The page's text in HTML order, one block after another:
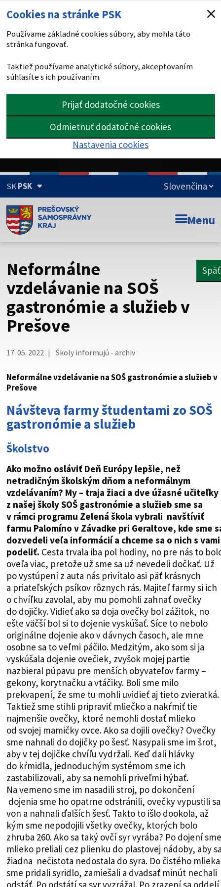
Cookies na stránke PSK
Používame základné cookies súbory, aby mohla táto
stránka fungovať.
Taktiež používame analytické súbory, akceptovaním
súhlasíte s ich používaním.
Prijať dodatočné cookies
Odmietnuť dodatočné cookies
Nastavenia cookies
SKPSK
Doména psk.sk je oficiálna
Toto je oficiálna webová stránka Prešovského
Táto stránka je zabezpečená
Buďte pozorní a vždy sa uistite, že zdieľate informácie iba
cez zabezpečenú webovú stránku. Zabezpečená stránka
vždy začína https:// pred názvom domény webového sídla.
Menu
Neformálne
vzdelávanie na SOŠ
gastronómie a služieb v
Prešove
Späť
17. 05. 2022 Školy informujú - archiv
Neformálne vzdelávanie na SOŠ gastronómie a služieb v
Prešove
Návšteva farmy študentami zo SOŠ
gastronómie a služieb
Školstvo
Ako možno osláviť Deň Európy lepšie, než
netradičným školským dňom a neformálnym
vzdelávaním? My – traja žiaci a dve úžasné učiteľky
z našej školy SOŠ gastronómie a služieb sme sa
v rámci programu Zelená škola vybrali navštíviť
farmu Palomíno v Závadke pri Geraltove, kde sme
dozvedeli veľa informácií a chceme sa o nich s vami
podeliť. Cesta trvala iba pol hodiny, no pre nás to
oveľa viac, pretože už sme sa už nevedeli dočkať. Už
po vystúpení z auta nás privítalo asi päť krásnych
a priateľských psíkov rôznych rás. Majiteľ farmy si ich
o chvíľku zavolal, aby mu pomohli zahnať ovečky
do dojičky. Vidieť ako sa doja ovečky bol zážitok, no
ešte väčší bol si to dojenie vyskúšať. Síce to nebolo
originálne dojenie ako v dávnych časoch, ale mne
osobne sa to veľmi páčilo. Medzitým, ako som si ja
vyskúšala dojenie ovečiek, zvyšok mojej partie
nazbieral púpavu pre menších obyvateľov farmy –
gekony, korytnačku a vtáčiky. Boli sme milo
prekvapení, že sme tu mohli uvidieť aj tieto zvieratká.
Taktiež sme stihli pripraviť mliečko a nakŕmiť tie
najmenšie ovečky, ktoré nemohli dostať mlieko
od svojej mamičky ovce. Ako sa dojili ovečky? Ovečky
sme nahnali do dojičky po šesť. Nasypali sme im šrot,
aby v tej dojičke chvíľu vydržali. Keď dali hlávky
do kŕmidla, jednoduchým systémom sme ich
zastabilizovali, aby sa nemohli priveľmi hýbať.
Na vemeno sme im nasadili stroj, po dokončení
dojenia sme ho opatrne odstránili, ovečky vypustili sa
von a nahnali ďalších šesť. Takto to išlo dookola, až
kým sme nepodojili všetky ovečky, ktorých bolo
zhruba 260. Ako sa taký ovčí syr vyrába? Po dojení sme
mlieko preliali cez plienku do plastovej nádoby, aby
žiadna nečistota nedostala do syra. Do čistého mlieka
sme pridali syridlo, zamiešali a dvadsať minút nechali